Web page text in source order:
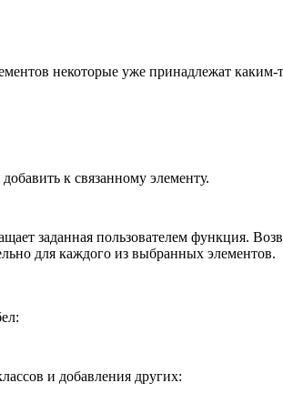
некоторые уже принадлежат
к связанному элементу.
заданная пользователем функция.
для каждого из выбранных элементов.
и добавления других: